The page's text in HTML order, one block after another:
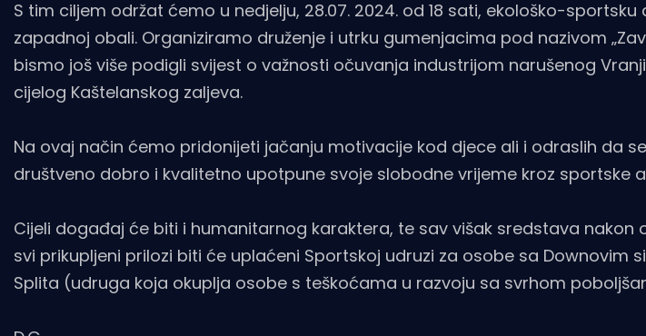
S tim ciljem održat ćemo u nedjelju, 28.07. 2024. od 18 sati, ekološko-
zapadnoj obali. Organiziramo druženje i utrku gumenjacima pod nazivom
bismo još više podigli svijest o važnosti očuvanja industrijom narušenog
cijelog Kaštelanskog zaljeva.
Na ovaj način ćemo pridonijeti jačanju motivacije kod djece ali i odraslih da
društveno dobro i kvalitetno upotpune svoje slobodne vrijeme kroz sportske
Cijeli događaj će biti i humanitarnog karaktera, te sav višak sredstava nakon
svi prikupljeni prilozi biti će uplaćeni Sportskoj udruzi za osobe sa Downovim
Splita (udruga koja okuplja osobe s teškoćama u razvoju sa svrhom